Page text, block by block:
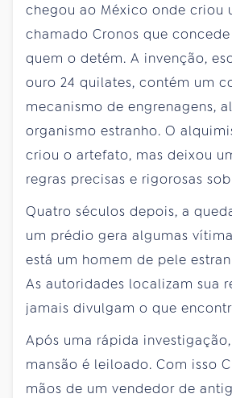
chegou ao México onde criou
chamado Cronos que
quem o detém. A invenção,
ouro 24 quilates, contém um
mecanismo de engrenagens,
organismo estranho. O
criou o artefato, mas deixou
regras precisas e rigorosas
Quatro séculos depois, a
um prédio gera algumas
está um homem de pele
As autoridades localizam sua
jamais divulgam o que
Após uma rápida
mansão é leiloado. Com isso
mãos de um vendedor de